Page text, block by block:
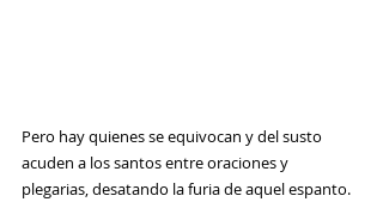
Pero hay quienes se equivocan y del susto
acuden a los santos entre oraciones y
plegarias, desatando la furia de aquel espanto.